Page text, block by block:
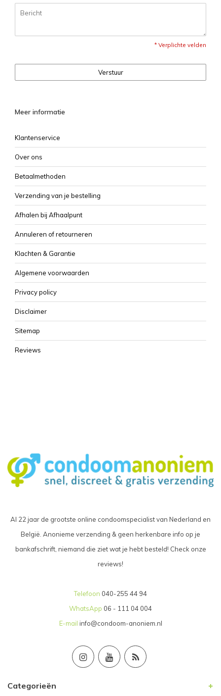
* Verplichte velden
Verstuur
Meer informatie
Klantenservice
Over ons
Betaalmethoden
Verzending van je bestelling
Afhalen bij Afhaalpunt
Annuleren of retourneren
Klachten & Garantie
Algemene voorwaarden
Privacy policy
Disclaimer
Sitemap
Reviews
Al 22 jaar de grootste online condoomspecialist van Nederland en
België. Anonieme verzending & geen herkenbare info op je
bankafschrift, niemand die ziet wat je hebt besteld! Check onze
reviews!
Telefoon 040-255 44 94
WhatsApp 06 - 111 04 004
E-mail info@condoom-anoniem.nl
Categorieën